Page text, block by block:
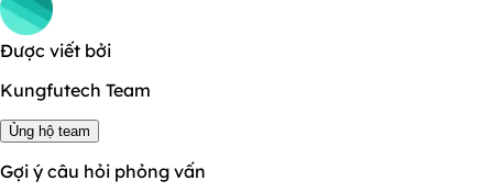
Được viết bởi
Kungfutech Team
Ủng hộ team
Gợi ý câu hỏi phỏng vấn